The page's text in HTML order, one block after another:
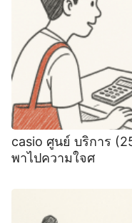
casio ศูนย์ บริการ
พาไปความใจศ